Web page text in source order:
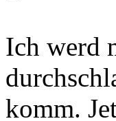
Ich werd
komm.